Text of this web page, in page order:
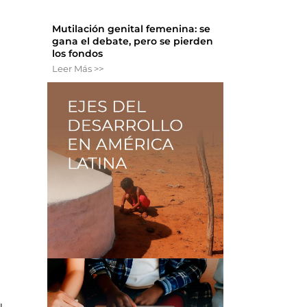
Mutilación genital femenina: se
gana el debate, pero se pierden
los fondos
Leer Más >>